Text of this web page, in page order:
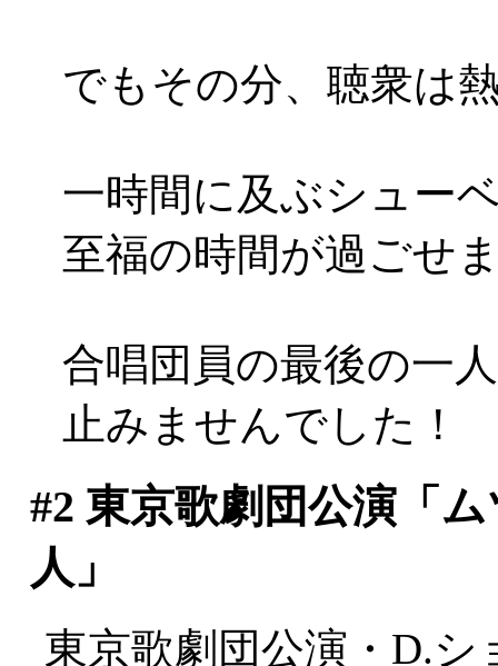
でもその分、聴衆は
一時間に及ぶシュー
至福の時間が過ごせ
合唱団員の最後の一
止みませんでした！
#2 東京歌劇団公演「
人」
東京歌劇団公演・D.